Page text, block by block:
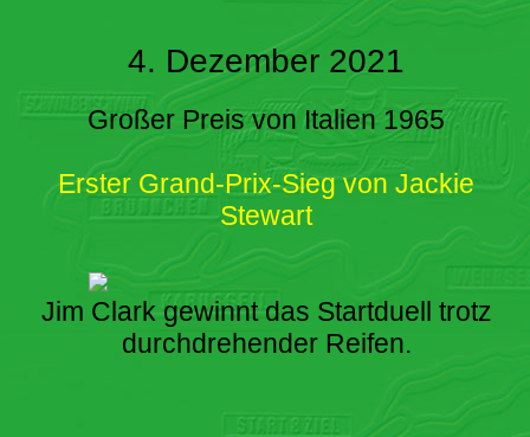
4. Dezember 2021
Großer Preis von Italien 1965
Erster Grand-Prix-Sieg von Jackie
Stewart
Jim Clark gewinnt das Startduell trotz
durchdrehender Reifen.